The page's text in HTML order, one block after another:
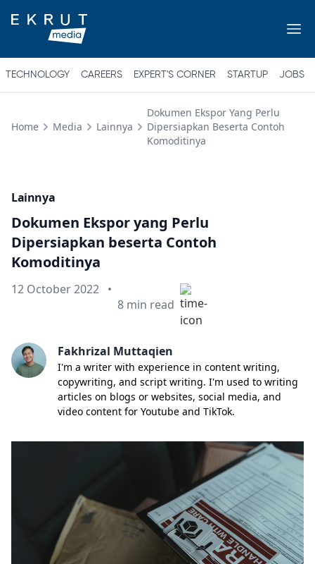
TECHNOLOGY CAREERS EXPERT'S CORNER STARTUP JOBS
Home Media Lainnya
Dokumen Ekspor Yang Perlu
Dipersiapkan Beserta Contoh
Komoditinya
Lainnya
Dokumen Ekspor yang Perlu
Dipersiapkan beserta Contoh
Komoditinya
Published on
12 October 2022 •
Min read
8 min read
Fakhrizal Muttaqien
I'm a writer with experience in content writing,
copywriting, and script writing. I'm used to writing
articles on blogs or websites, social media, and
video content for Youtube and TikTok.